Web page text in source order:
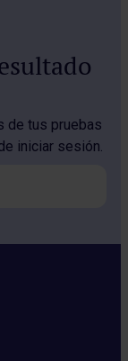
de tus pruebas
iniciar sesión.